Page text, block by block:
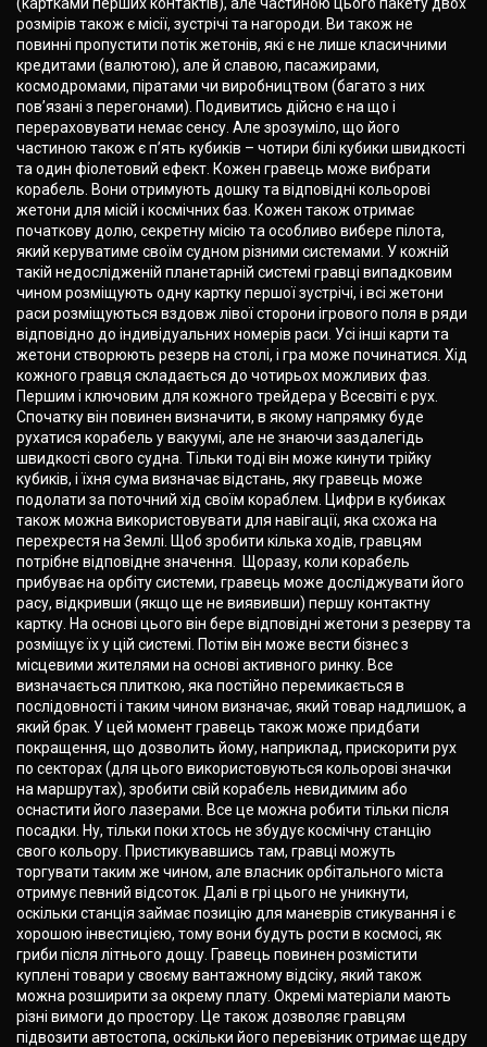
розмірів також є місії, зустрічі та нагороди. Ви також не
повинні пропустити потік жетонів, які є не лише класичними
кредитами (валютою), але й славою, пасажирами,
космодромами, піратами чи виробництвом (багато з них
пов’язані з перегонами). Подивитись дійсно є на що і
перераховувати немає сенсу. Але зрозуміло, що його
частиною також є п’ять кубиків – чотири білі кубики швидкості
та один фіолетовий ефект. Кожен гравець може вибрати
корабель. Вони отримують дошку та відповідні кольорові
жетони для місій і космічних баз. Кожен також отримає
початкову долю, секретну місію та особливо вибере пілота,
який керуватиме своїм судном різними системами. У кожній
такій недослідженій планетарній системі гравці випадковим
чином розміщують одну картку першої зустрічі, і всі жетони
раси розміщуються вздовж лівої сторони ігрового поля в ряди
відповідно до індивідуальних номерів раси. Усі інші карти та
жетони створюють резерв на столі, і гра може починатися. Хід
кожного гравця складається до чотирьох можливих фаз.
Першим і ключовим для кожного трейдера у Всесвіті є рух.
Спочатку він повинен визначити, в якому напрямку буде
рухатися корабель у вакуумі, але не знаючи заздалегідь
швидкості свого судна. Тільки тоді він може кинути трійку
кубиків, і їхня сума визначає відстань, яку гравець може
подолати за поточний хід своїм кораблем. Цифри в кубиках
також можна використовувати для навігації, яка схожа на
перехрестя на Землі. Щоб зробити кілька ходів, гравцям
потрібне відповідне значення. Щоразу, коли корабель
прибуває на орбіту системи, гравець може досліджувати його
расу, відкривши (якщо ще не виявивши) першу контактну
картку. На основі цього він бере відповідні жетони з резерву та
розміщує їх у цій системі. Потім він може вести бізнес з
місцевими жителями на основі активного ринку. Все
визначається плиткою, яка постійно перемикається в
послідовності і таким чином визначає, який товар надлишок, а
який брак. У цей момент гравець також може придбати
покращення, що дозволить йому, наприклад, прискорити рух
по секторах (для цього використовуються кольорові значки
на маршрутах), зробити свій корабель невидимим або
оснастити його лазерами. Все це можна робити тільки після
посадки. Ну, тільки поки хтось не збудує космічну станцію
свого кольору. Пристикувавшись там, гравці можуть
торгувати таким же чином, але власник орбітального міста
отримує певний відсоток. Далі в грі цього не уникнути,
оскільки станція займає позицію для маневрів стикування і є
хорошою інвестицією, тому вони будуть рости в космосі, як
гриби після літнього дощу. Гравець повинен розмістити
куплені товари у своєму вантажному відсіку, який також
можна розширити за окрему плату. Окремі матеріали мають
різні вимоги до простору. Це також дозволяє гравцям
підвозити автостопа, оскільки його перевізник отримає щедру